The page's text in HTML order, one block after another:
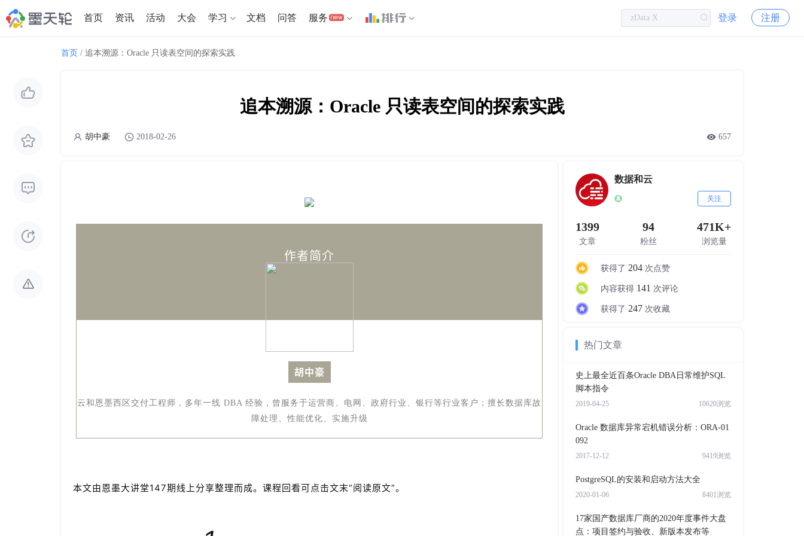
首页 资讯 活动 大会 学习 文档 问答 服务 登录 注册
首页 / 追本溯源：Oracle 只读表空间的探索实践
追本溯源：Oracle 只读表空间的探索实践
胡中豪 2018-02-26 657
作者简介
胡中豪
云和恩墨西区交付工程师，多年一线 DBA 经验，曾服务于运营商、电网、政府行业、银行等行业客户；擅长数据库故
障处理、性能优化、实施升级
本文由恩墨大讲堂147期线上分享整理而成。课程回看可点击文末“阅读原文”。
数据和云
关注
1399
文章
94
粉丝
471K+
浏览量
获得了 204 次点赞
内容获得 141 次评论
获得了 247 次收藏
热门文章
史上最全近百条Oracle DBA日常维护SQL
脚本指令
2019-04-25 10620浏览
Oracle 数据库异常宕机错误分析：ORA-01
092
2017-12-12 9419浏览
PostgreSQL的安装和启动方法大全
2020-01-06 8401浏览
17家国产数据库厂商的2020年度事件大盘
点：项目签约与验收、新版本发布等